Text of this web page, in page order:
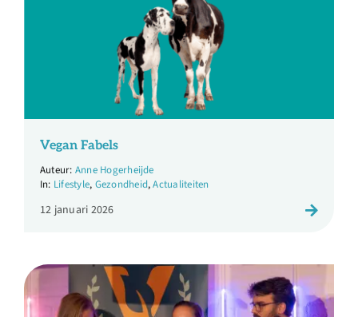
Vegan Fabels
Anne Hogerheijde
Lifestyle, Gezondheid,Actualiteiten
12 januari 2026